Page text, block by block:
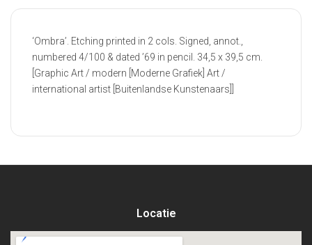
‘Ombra’. Etching printed in 2 cols. Signed, annot.,
numbered 4/100 & dated ’69 in pencil. 34,5 x 39,5 cm.
[Graphic Art / modern [Moderne Grafiek] Art /
international artist [Buitenlandse Kunstenaars]]
Locatie